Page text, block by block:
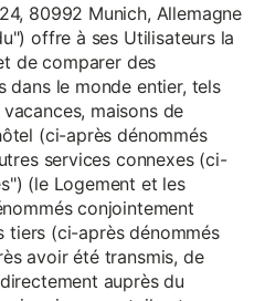
80992 Munich, Allemagne
offre à ses Utilisateurs la
de comparer des
dans le monde entier, tels
maisons de
(ci-après dénommés
services connexes (ci-
(le Logement et les
conjointement
tiers (ci-après dénommés
avoir été transmis, de
auprès du